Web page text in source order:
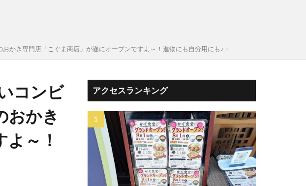
かき専門店「こぐま商店」が遂にオープンですよ～！進物にも自分用にも♪：
コンビ
おかき
～！
アクセスランキング